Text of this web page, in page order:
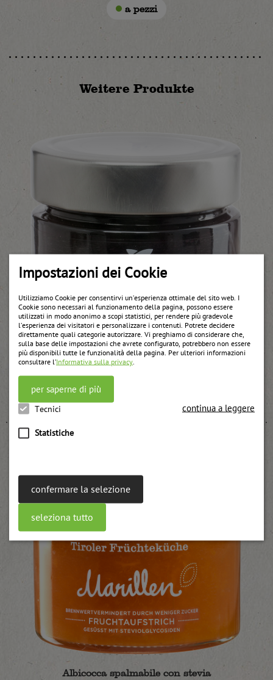
Impostazioni dei Cookie
Utilizziamo Cookie per consentirvi un’esperienza ottimale del sito web. I
Cookie sono necessari al funzionamento della pagina, possono essere
utilizzati in modo anonimo a scopi statistici, per rendere più gradevole
l’esperienza dei visitatori e personalizzare i contenuti. Potrete decidere
direttamente quali categorie autorizzare. Vi preghiamo di considerare che,
sulla base delle impostazioni che avrete configurato, potrebbero non essere
più disponibili tutte le funzionalità della pagina. Per ulteriori informazioni
consultare l’Informativa sulla privacy
per saperne di più
Tecnici
Statistiche
continua a leggere
confermare la selezione
seleziona tutto
a pezzi
Weitere Produkte
Cassis-mirtilli spalmabile
Albicocca spalmabile con stevia